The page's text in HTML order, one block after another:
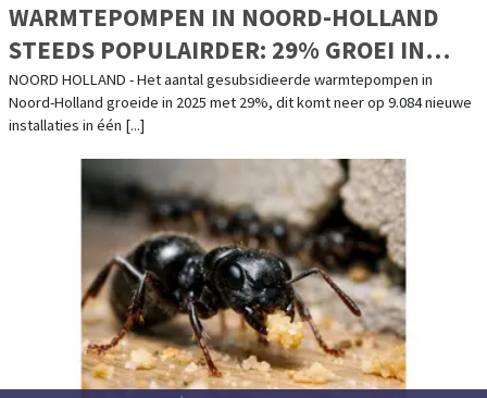
WARMTEPOMPEN IN NOORD-HOLLAND
STEEDS POPULAIRDER: 29% GROEI IN
2025
NOORD HOLLAND - Het aantal gesubsidieerde warmtepompen in
Noord-Holland groeide in 2025 met 29%, dit komt neer op 9.084 nieuwe
installaties in één [...]